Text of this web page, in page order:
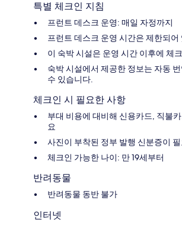
특별 체크인 지침
프런트 데스크 운영: 매일 자정까지
프런트 데스크 운영 시간은 제한되어
이 숙박 시설은 운영 시간 이후에 체
숙박 시설에서 제공한 정보는 자동
수 있습니다.
체크인 시 필요한 사항
부대 비용에 대비해 신용카드, 직불
요
사진이 부착된 정부 발행 신분증이
체크인 가능한 나이: 만 19세부터
반려동물
반려동물 동반 불가
인터넷